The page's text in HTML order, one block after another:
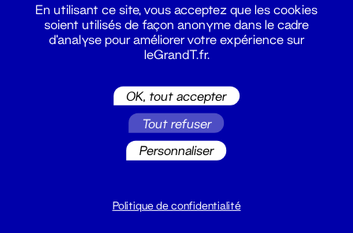
Du lundi au vendredi 14h → 18h
En utilisant ce site, vous acceptez que les cookies
soient utilisés de façon anonyme dans le cadre
d'analyse pour améliorer votre expérience sur
leGrandT.fr.
OK, tout accepter
Tout refuser
Personnaliser
Politique de confidentialité